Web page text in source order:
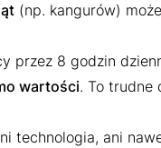
(np. kangurów)
przez 8 godzin
wartości. To trudne
technologia, ani